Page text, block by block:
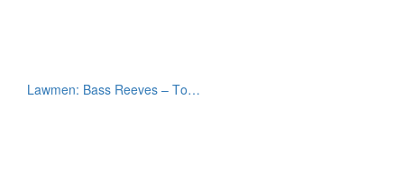
Lawmen: Bass Reeves – Το…